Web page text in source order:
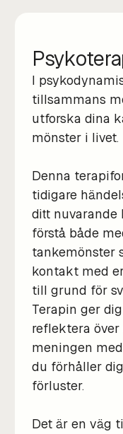
I
tillsammans
utforska dina
mönster i livet.
Denna
tidigare
ditt nuvarande
förstå både
tankemönster
kontakt med
till grund för
Terapin ger
reflektera
meningen
du förhåller
förluster.
Det är en väg